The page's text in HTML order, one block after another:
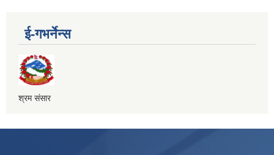
ई-गभर्नेन्स
श्रम संसार